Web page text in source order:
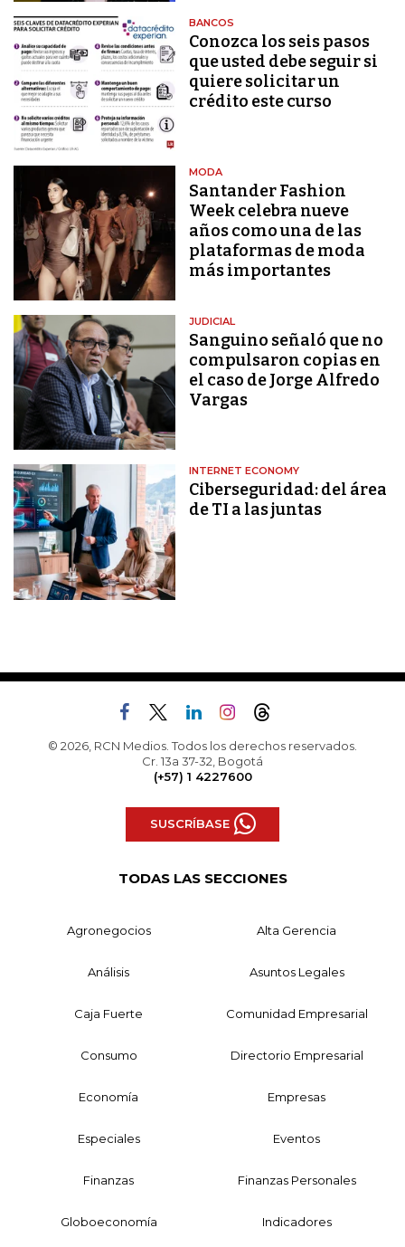
BANCOS
Conozca los seis pasos
que usted debe seguir si
quiere solicitar un
crédito este curso
MODA
Santander Fashion
Week celebra nueve
años como una de las
plataformas de moda
más importantes
JUDICIAL
Sanguino señaló que no
compulsaron copias en
el caso de Jorge Alfredo
Vargas
INTERNET ECONOMY
Ciberseguridad: del área
de TI a las juntas
© 2026, RCN Medios. Todos los derechos reservados.
Cr. 13a 37-32, Bogotá
(+57) 1 4227600
SUSCRÍBASE
TODAS LAS SECCIONES
Agronegocios Alta Gerencia
Análisis Asuntos Legales
Caja Fuerte Comunidad Empresarial
Consumo Directorio Empresarial
Economía Empresas
Especiales Eventos
Finanzas Finanzas Personales
Globoeconomía Indicadores